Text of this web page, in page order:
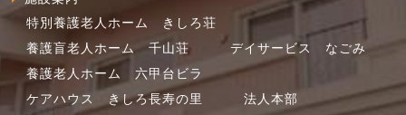
特別養護老人ホーム きしろ荘
養護盲老人ホーム 千山荘
デイサービス なごみ
養護老人ホーム 六甲台ビラ
ケアハウス きしろ長寿の里
法人本部